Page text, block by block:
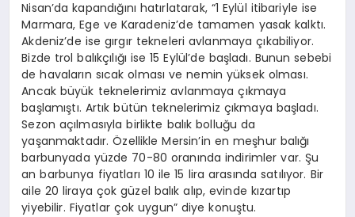
Nisan’da kapandığını hatırlatarak, “1 Eylül itibariyle ise
Marmara, Ege ve Karadeniz’de tamamen yasak kalktı.
Akdeniz’de ise gırgır tekneleri avlanmaya çıkabiliyor.
Bizde trol balıkçılığı ise 15 Eylül’de başladı. Bunun sebebi
de havaların sıcak olması ve nemin yüksek olması.
Ancak büyük teknelerimiz avlanmaya çıkmaya
başlamıştı. Artık bütün teknelerimiz çıkmaya başladı.
Sezon açılmasıyla birlikte balık bolluğu da
yaşanmaktadır. Özellikle Mersin’in en meşhur balığı
barbunyada yüzde 70-80 oranında indirimler var. Şu
an barbunya fiyatları 10 ile 15 lira arasında satılıyor. Bir
aile 20 liraya çok güzel balık alıp, evinde kızartıp
yiyebilir. Fiyatlar çok uygun” diye konuştu.